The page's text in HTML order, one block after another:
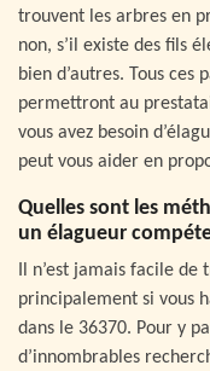
trouvent les arbres en
non, s’il existe des fils
bien d’autres. Tous ces
permettront au
vous avez besoin
peut vous aider en
Quelles sont les
un élagueur
Il n’est jamais facile
principalement si vous
dans le 36370. Pour y
d’innombrables